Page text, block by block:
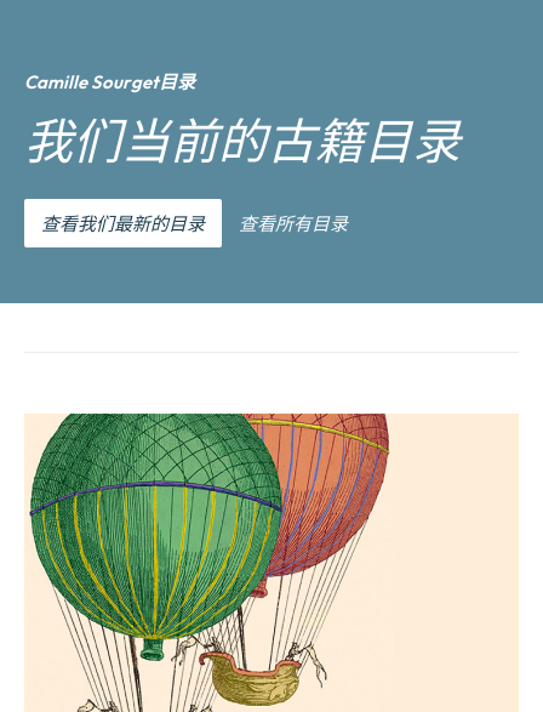
Camille Sourget目录
我们当前的古籍目录
查看我们最新的目录 查看所有目录